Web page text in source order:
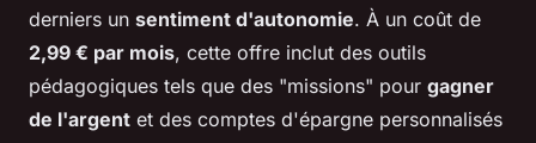
derniers un sentiment d'autonomie. À un coût de
2,99 € par mois, cette offre inclut des outils
pédagogiques tels que des "missions" pour gagner
de l'argent et des comptes d'épargne personnalisés